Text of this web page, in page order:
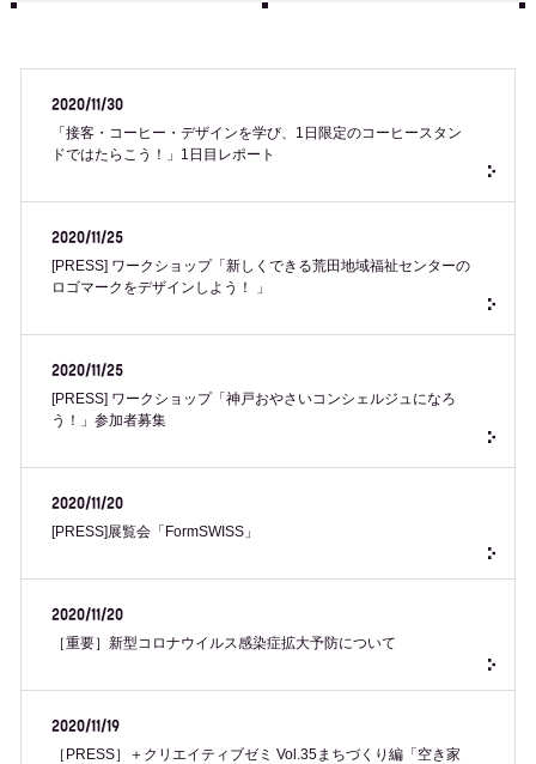
2020/11/30
「接客・コーヒー・デザインを学び、1日限定のコーヒースタン
ドではたらこう！」1日目レポート
2020/11/25
[PRESS] ワークショップ「新しくできる荒田地域福祉センターの
ロゴマークをデザインしよう！ 」
2020/11/25
[PRESS] ワークショップ「神戸おやさいコンシェルジュになろ
う！」参加者募集
2020/11/20
[PRESS]展覧会「FormSWISS」
2020/11/20
［重要］新型コロナウイルス感染症拡大予防について
2020/11/19
［PRESS］＋クリエイティブゼミ Vol.35まちづくり編「空き家